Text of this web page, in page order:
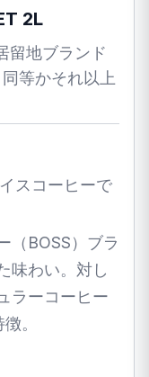
2L
留地ブランド
等かそれ以上
スコーヒーで
（BOSS）ブラ
味わい。対し
ラーコーヒー
。